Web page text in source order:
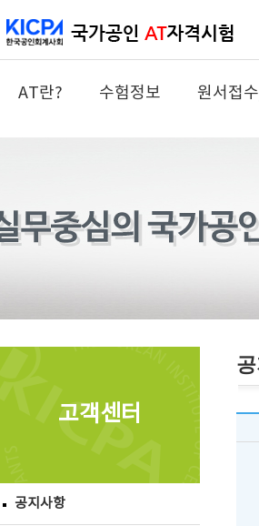
AT란? 수험정보 원서접
고객센터
공지사항